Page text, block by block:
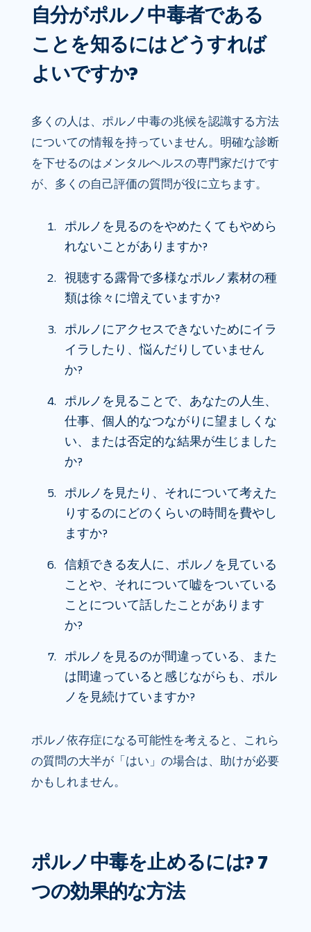
自分がポルノ中毒者である
ことを知るにはどうすれば
よいですか?
多くの人は、ポルノ中毒の兆候を認識する方法
についての情報を持っていません。明確な診断
を下せるのはメンタルヘルスの専門家だけです
が、多くの自己評価の質問が役に立ちます。
ポルノを見るのをやめたくてもやめら
れないことがありますか?
視聴する露骨で多様なポルノ素材の種
類は徐々に増えていますか?
ポルノにアクセスできないためにイラ
イラしたり、悩んだりしていません
か?
ポルノを見ることで、あなたの人生、
仕事、個人的なつながりに望ましくな
い、または否定的な結果が生じました
か?
ポルノを見たり、それについて考えた
りするのにどのくらいの時間を費やし
ますか?
信頼できる友人に、ポルノを見ている
ことや、それについて嘘をついている
ことについて話したことがあります
か?
ポルノを見るのが間違っている、また
は間違っていると感じながらも、ポル
ノを見続けていますか?
ポルノ依存症になる可能性を考えると、これら
の質問の大半が「はい」の場合は、助けが必要
かもしれません。
ポルノ中毒を止めるには? 7
つの効果的な方法